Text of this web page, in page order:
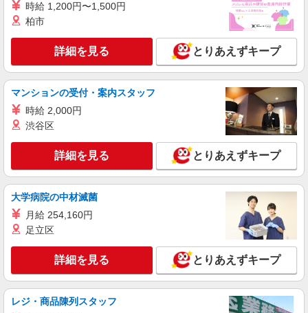
幅は経験・能力による
キープ 詳細を見る
日研トータルソーシング株式会社 メディカルケア事業部/高崎オフィ
ス【看護助手】
時給1,200円 ★週払いOK（規定あり） ※給与
幅は経験・能力による
群馬県桐生市 【最寄駅】天王宿駅
キープ 詳細を見る
アルバイト
日研トータルソーシング株式会社 メディカルケア事業部/高崎オフィ
ス【看護助手】
看護助手（ナースエイド）
時給1,200円 ★週払いOK（規定あり） ※給与
幅は経験・能力による
時給 1,200円〜1,500円
柏市
詳細を見る とりあえずキープ
マンションの受付・案内スタッフ
時給 2,000円
渋谷区
詳細を見る とりあえずキープ
大学病院の中材滅菌
月給 254,160円
足立区
詳細を見る とりあえずキープ
レジ・商品陳列スタッフ